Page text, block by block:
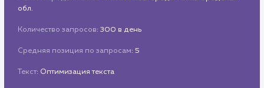
import.ru
Тематика : Крепеж